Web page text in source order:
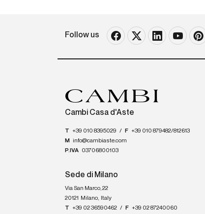
Follow us
Cambi Casa d'Aste
T +39 010 8395029 / F +39 010 879482/812613
M
info@cambiaste.com
P.IVA 03706800103
Sede di Milano
Via San Marco, 22
20121 Milano, Italy
T +39 02 36590462 / F +39 02 87240060